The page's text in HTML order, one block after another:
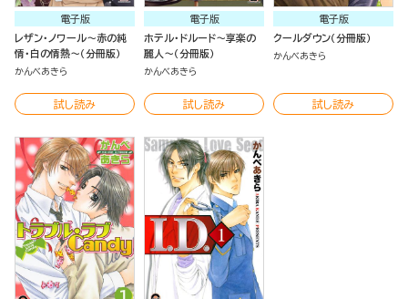
電子版
レザン・ノワール～赤の純
情・白の情熱～（分冊版）
かんべあきら
試し読み
電子版
ホテル・ドルード～享楽の
麗人～（分冊版）
かんべあきら
試し読み
電子版
クールダウン（分冊版）
かんべあきら
試し読み